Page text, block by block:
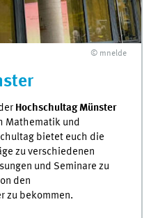
© mnelde
Hochschultag Münster
Mathematik und
bietet euch die
zu verschiedenen
und Seminare zu
den
zu bekommen.